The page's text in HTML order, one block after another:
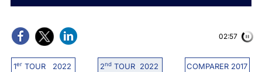
1erTOUR 2022 2ndTOUR 2022 COMPARER 2017
02:56